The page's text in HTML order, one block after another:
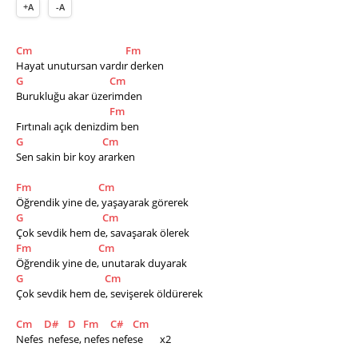
+A -A
Cm
Fm
Hayat unutursan vardır derken
G
Cm
Burukluğu akar üzerimden
Fm
Fırtınalı açık denizdim ben
G
Cm
Sen sakin bir koy ararken
Fm
Cm
Öğrendik yine de, yaşayarak görerek
G
Cm
Çok sevdik hem de, savaşarak ölerek
Fm
Cm
Öğrendik yine de, unutarak duyarak
G
Cm
Çok sevdik hem de, sevişerek öldürerek
Cm D# D Fm C#
Cm
Nefes  nefese, nefes nefese       x2